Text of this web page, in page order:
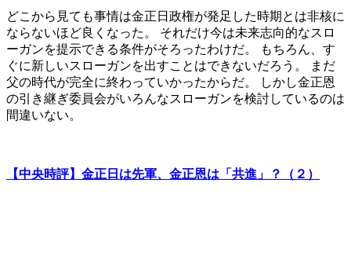
どこから見ても事情は金正日政権が発足した時期とは非核に
ならないほど良くなった。 それだけ今は未来志向的なスロ
ーガンを提示できる条件がそろったわけだ。 もちろん、す
ぐに新しいスローガンを出すことはできないだろう。 まだ
父の時代が完全に終わっていかったからだ。 しかし金正恩
の引き継ぎ委員会がいろんなスローガンを検討しているのは
間違いない。
【中央時評】金正日は先軍、金正恩は「共進」？（２）